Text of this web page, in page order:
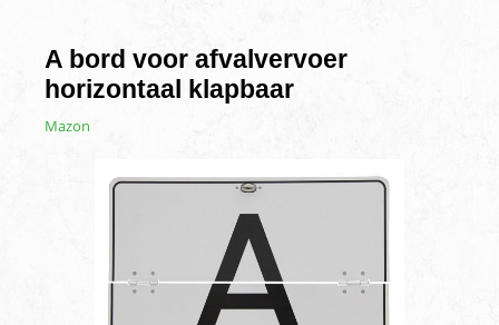
A bord voor afvalvervoer
horizontaal klapbaar
Mazon